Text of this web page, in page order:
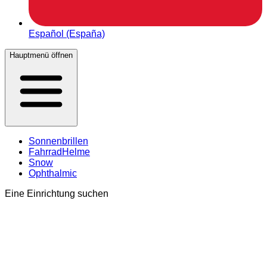
Español (España)
Hauptmenü öffnen
Sonnenbrillen
FahrradHelme
Snow
Ophthalmic
Eine Einrichtung suchen